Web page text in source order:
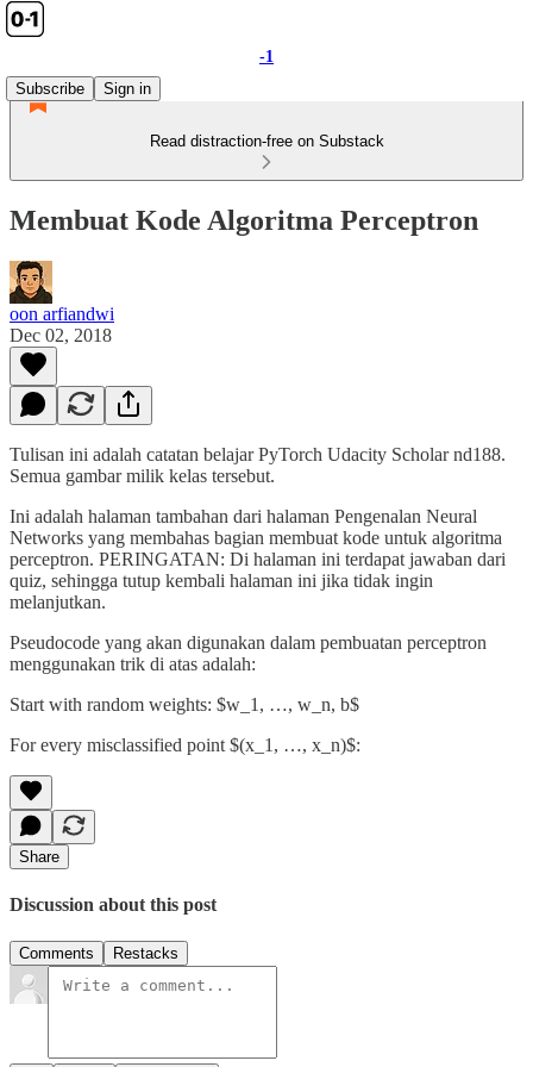
-1
Subscribe
Sign in
Read distraction-free on Substack
Membuat Kode Algoritma Perceptron
oon arfiandwi
Dec 02, 2018
Tulisan ini adalah catatan belajar PyTorch Udacity Scholar nd188.
Semua gambar milik kelas tersebut.
Ini adalah halaman tambahan dari halaman Pengenalan Neural
Networks yang membahas bagian membuat kode untuk algoritma
perceptron. PERINGATAN: Di halaman ini terdapat jawaban dari
quiz, sehingga tutup kembali halaman ini jika tidak ingin
melanjutkan.
Pseudocode yang akan digunakan dalam pembuatan perceptron
menggunakan trik di atas adalah:
Start with random weights: $w_1, …, w_n, b$
For every misclassified point $(x_1, …, x_n)$:
Share
Discussion about this post
Comments Restacks